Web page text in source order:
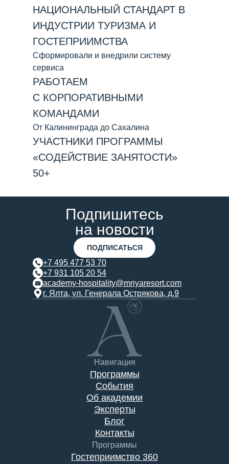
НАЦИОНАЛЬНЫЙ СТАНДАРТ В
ИНДУСТРИИ ТУРИЗМА И
ГОСТЕПРИИМСТВА
Сформировали и внедрили систему
сервиса
РАБОТАЕМ
С КОРПОРАТИВНЫМИ
КОМАНДАМИ
От Калининграда до Сахалина
УЧАСТНИКИ ПРОГРАММЫ
«СОДЕЙСТВИЕ ЗАНЯТОСТИ»
50+
Подпишитесь
на новости
ПОДПИСАТЬСЯ
+7 495 477 53 70
+7 931 105 20 54
academy-hospitality@mriyaresort.com
г. Ялта, ул. Генерала Острякова, д.9
Навигация
Программы
События
Об академии
Эксперты
Блог
Контакты
Программы
Гостеприимство 360